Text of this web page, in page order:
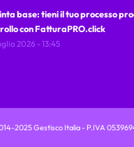
base: tieni il tuo processo
con FatturaPRO.click
2026 - 13:45
2025 Gestisco Italia - P.IVA